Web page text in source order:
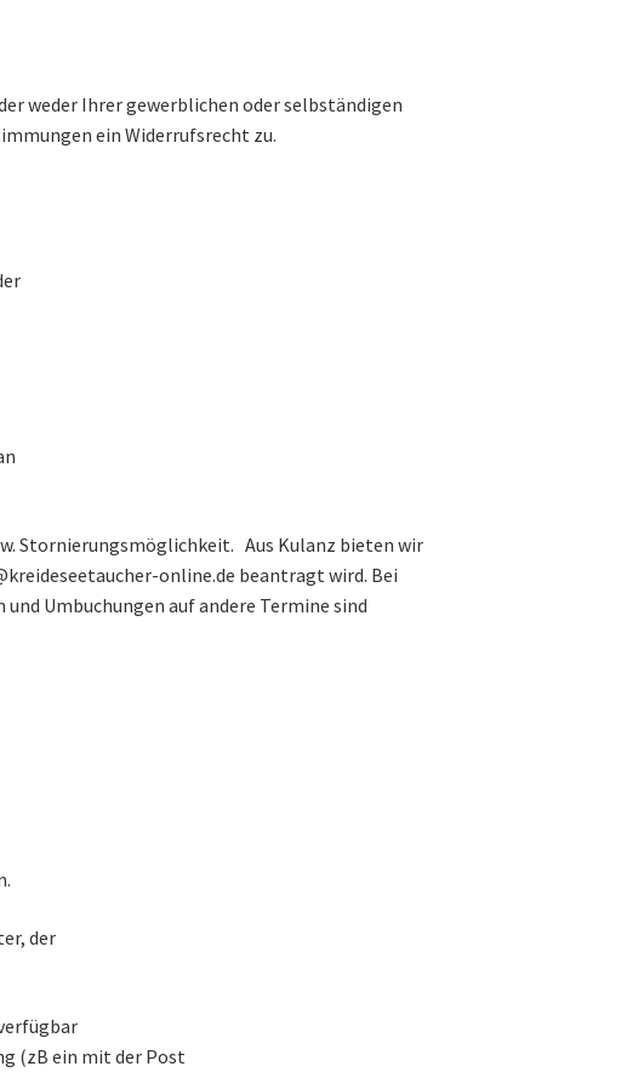
weder Ihrer gewerblichen oder selbständigen
ein Widerrufsrecht zu.
Stornierungsmöglichkeit. Aus Kulanz bieten wir
online.de beantragt wird. Bei
Umbuchungen auf andere Termine sind
der
(zB ein mit der Post